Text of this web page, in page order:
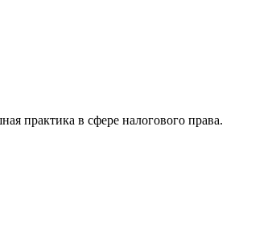
практика в сфере налогового права.